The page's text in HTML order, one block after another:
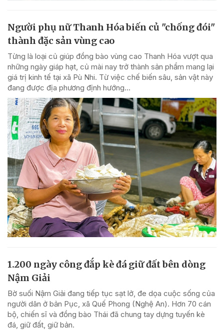
Người phụ nữ Thanh Hóa biến củ "chống đói"
thành đặc sản vùng cao
Từng là loại củ giúp đồng bào vùng cao Thanh Hóa vượt qua
những ngày giáp hạt, củ mài nay trở thành sản phẩm mang lại
giá trị kinh tế tại xã Pù Nhi. Từ việc chế biến sâu, sản vật này
đang được địa phương định hướng...
1.200 ngày công đắp kè đá giữ đất bên dòng
Nậm Giải
Bờ suối Nậm Giải đang tiếp tục sạt lở, đe dọa cuộc sống của
người dân ở bản Pục, xã Quế Phong (Nghệ An). Hơn 70 cán
bộ, chiến sĩ và đồng bào Thái đã chung tay dựng tuyến kè
đá, giữ đất, giữ bản.